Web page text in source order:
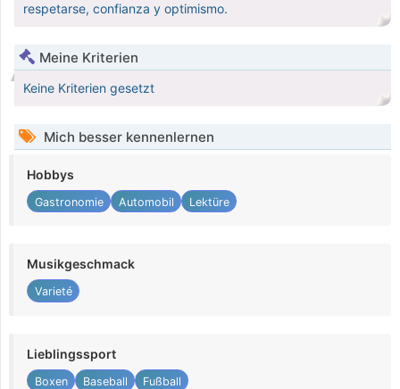
respetarse, confianza y optimismo.
Meine Kriterien
Keine Kriterien gesetzt
Mich besser kennenlernen
Hobbys
Gastronomie Automobil Lektüre
Musikgeschmack
Varieté
Lieblingssport
Boxen Baseball Fußball